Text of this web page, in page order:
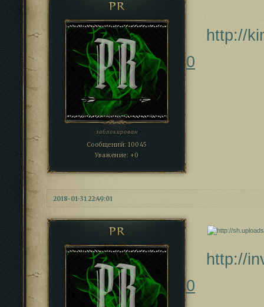
PR
заблокирован
Сообщений: 10045
Уважение: +0
http://
0
2018-01-31 22:49:01
PR
http://
0